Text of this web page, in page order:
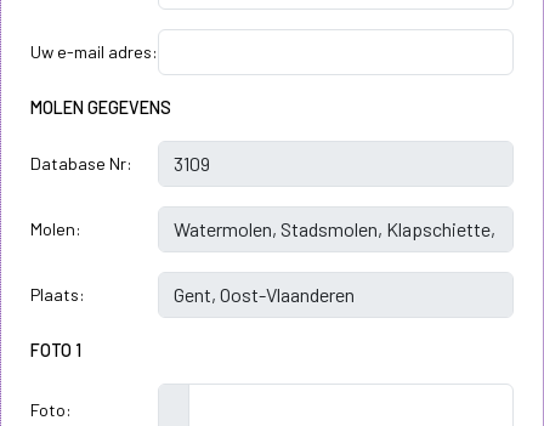
Uw e-mail adres:
MOLEN GEGEVENS
Database Nr:
Molen:
Plaats:
FOTO 1
Foto: